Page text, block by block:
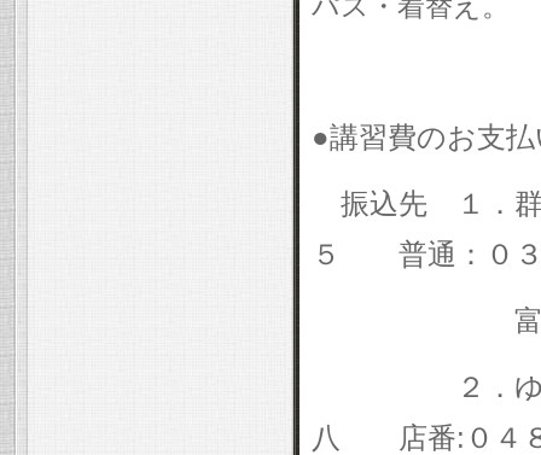
●講習費のお支
振込先 １．
５ 普通：０３
富澤
２．ゆうち
八 店番: ０４